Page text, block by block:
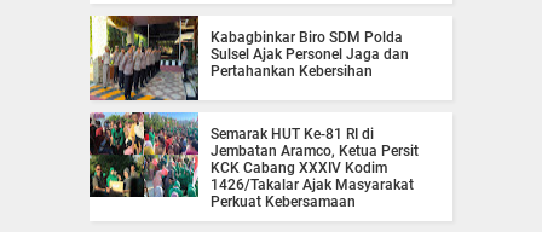
Kabagbinkar Biro SDM Polda
Sulsel Ajak Personel Jaga dan
Pertahankan Kebersihan
Semarak HUT Ke-81 RI di
Jembatan Aramco, Ketua Persit
KCK Cabang XXXIV Kodim
1426/Takalar Ajak Masyarakat
Perkuat Kebersamaan